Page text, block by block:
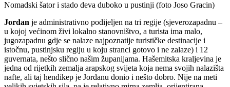
Nomadski šator i stado deva duboko u pustinji (foto Joso Gracin)
Jordan je administrativno podijeljen na tri regije (sjeverozapadnu –
u kojoj većinom živi lokalno stanovništvo, a turista ima malo,
jugozapadnu gdje se nalaze najpoznatije turističke destinacije i
istočnu, pustinjsku regiju u koju stranci gotovo i ne zalaze) i 12
guvernata, nešto slično našim županijama. Hašemitska kraljevina je
jedna od rijetkih zemalja arapskog svijeta koja nema svojih nalazišta
nafte, ali taj hendikep je Jordanu donio i nešto dobro. Nije na meti